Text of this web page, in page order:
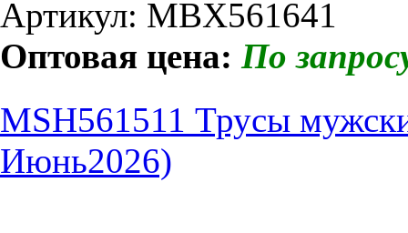
Артикул: MBX561641
Оптовая цена: По
MSH561511 Трусы
Июнь2026)